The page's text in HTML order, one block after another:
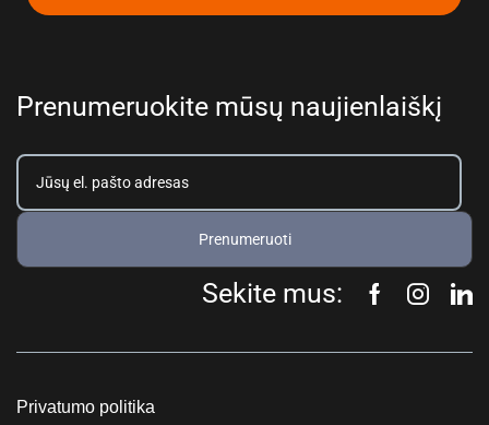
Prenumeruokite mūsų naujienlaiškį
Prenumeruoti
Sekite mus:
Privatumo politika